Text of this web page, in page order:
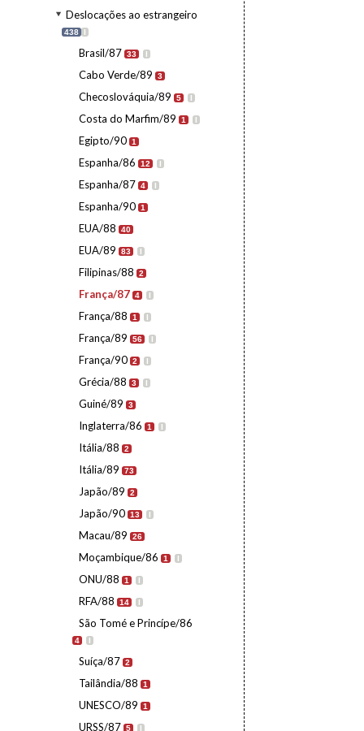
Deslocações ao estrangeiro
438 I
Brasil/87 33 I
Cabo Verde/89 3
Checoslováquia/89 5 I
Costa do Marfim/89 1 I
Egipto/90 1
Espanha/86 12 I
Espanha/87 4 I
Espanha/90 1
EUA/88 40
EUA/89 83 I
Filipinas/88 2
França/87 4 I
França/88 1 I
França/89 56 I
França/90 2 I
Grécia/88 3 I
Guiné/89 3
Inglaterra/86 1 I
Itália/88 2
Itália/89 73
Japão/89 2
Japão/90 13 I
Macau/89 26
Moçambique/86 1 I
ONU/88 1 I
RFA/88 14 I
São Tomé e Princípe/86
4 I
Suíça/87 2
Tailândia/88 1
UNESCO/89 1
URSS/87 5 I